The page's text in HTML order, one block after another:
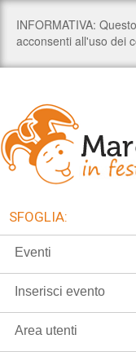
SFOGLIA:
Eventi
Inserisci evento
Area utenti